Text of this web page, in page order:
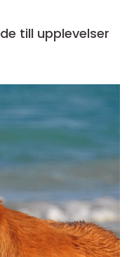
till upplevelser